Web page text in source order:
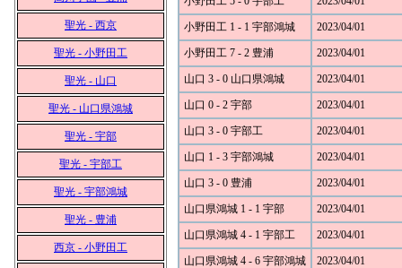
聖光 - 西京
聖光 - 小野田工
聖光 - 山口
聖光 - 山口県鴻城
聖光 - 宇部
聖光 - 宇部工
聖光 - 宇部鴻城
聖光 - 豊浦
西京 - 小野田工
小野田工 1 - 1 宇部鴻城 2023/04/01
小野田工 7 - 2 豊浦 2023/04/01
山口 3 - 0 山口県鴻城 2023/04/01
山口 0 - 2 宇部 2023/04/01
山口 3 - 0 宇部工 2023/04/01
山口 1 - 3 宇部鴻城 2023/04/01
山口 3 - 0 豊浦 2023/04/01
山口県鴻城 1 - 1 宇部 2023/04/01
山口県鴻城 4 - 1 宇部工 2023/04/01
山口県鴻城 4 - 6 宇部鴻城 2023/04/01